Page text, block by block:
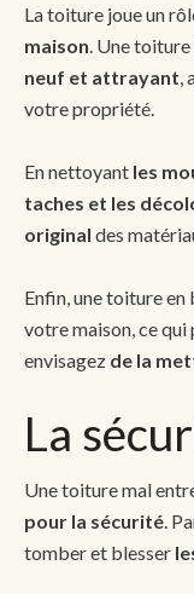
La toiture joue un
maison . Une
neuf et attrayant
votre propriété.
En nettoyant les
taches et les
original des
Enfin, une toiture
votre maison, ce qui
envisagez de la
La
Une toiture mal
pour la sécurité .
tomber et blesser